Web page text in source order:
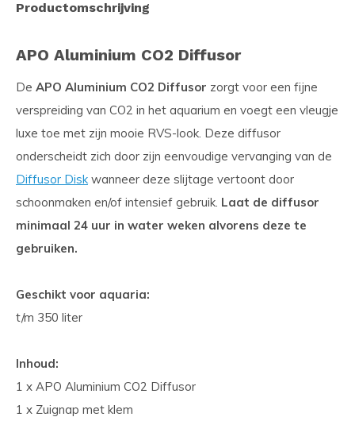
Productomschrijving
APO Aluminium CO2 Diffusor
De APO Aluminium CO2 Diffusor zorgt voor een fijne
verspreiding van CO2 in het aquarium en voegt een vleugje
luxe toe met zijn mooie RVS-look. Deze diffusor
onderscheidt zich door zijn eenvoudige vervanging van de
Diffusor Diskwanneer deze slijtage vertoont door
schoonmaken en/of intensief gebruik. Laat de diffusor
minimaal 24 uur in water weken alvorens deze te
gebruiken.
Geschikt voor aquaria:
t/m 350 liter
Inhoud:
1 x APO Aluminium CO2 Diffusor
1 x Zuignap met klem